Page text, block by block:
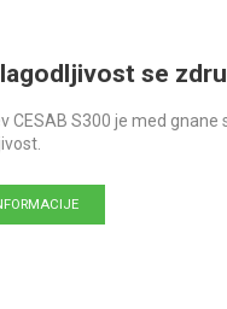
se
CESAB S300 je med gnane